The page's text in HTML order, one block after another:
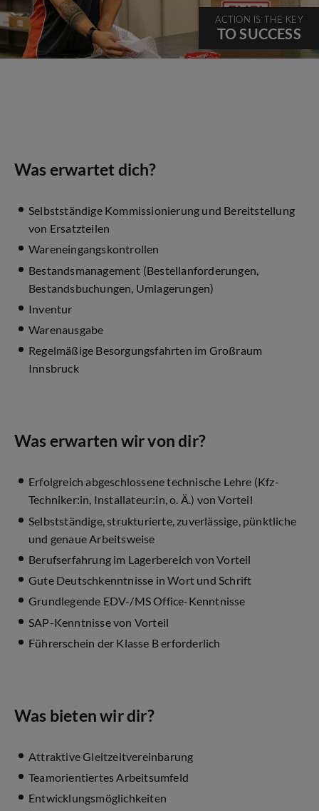
ACTION IS THE KEY
TO SUCCESS
Was erwartet dich?
Selbstständige Kommissionierung und Bereitstellung
von Ersatzteilen
Wareneingangskontrollen
Bestandsmanagement (Bestellanforderungen,
Bestandsbuchungen, Umlagerungen)
Inventur
Warenausgabe
Regelmäßige Besorgungsfahrten im Großraum
Innsbruck
Was erwarten wir von dir?
Erfolgreich abgeschlossene technische Lehre (Kfz-
Techniker:in, Installateur:in, o. Ä.) von Vorteil
Selbstständige, strukturierte, zuverlässige, pünktliche
und genaue Arbeitsweise
Berufserfahrung im Lagerbereich von Vorteil
Gute Deutschkenntnisse in Wort und Schrift
Grundlegende EDV-/MS Office-Kenntnisse
SAP-Kenntnisse von Vorteil
Führerschein der Klasse B erforderlich
Was bieten wir dir?
Attraktive Gleitzeitvereinbarung
Teamorientiertes Arbeitsumfeld
Entwicklungsmöglichkeiten